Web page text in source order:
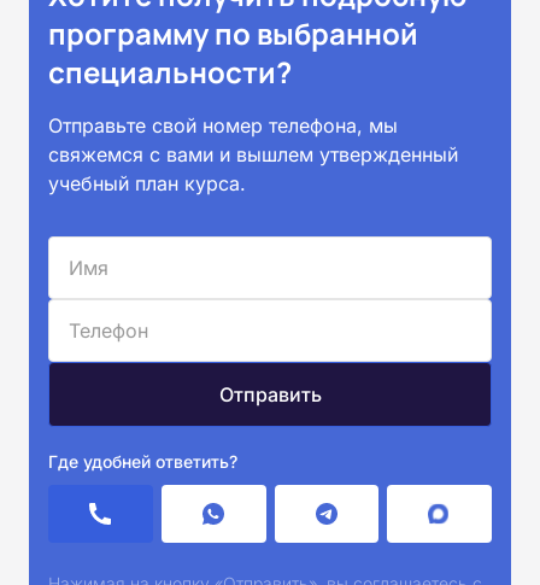
программу по выбранной
специальности?
Отправьте свой номер телефона, мы
свяжемся с вами и вышлем утвержденный
учебный план курса.
Где удобней ответить?